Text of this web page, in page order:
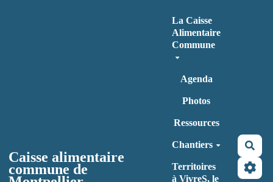
Caisse alimentaire
commune de
La Caisse
Alimentaire
Commune
Agenda
Photos
Ressources
Chantiers
Territoires
à VivreS, le